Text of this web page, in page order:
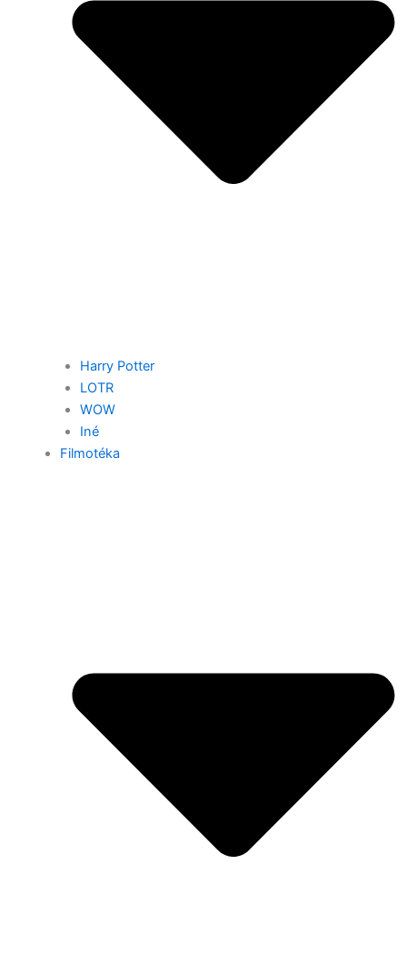
Harry Potter
LOTR
WOW
Iné
Filmotéka